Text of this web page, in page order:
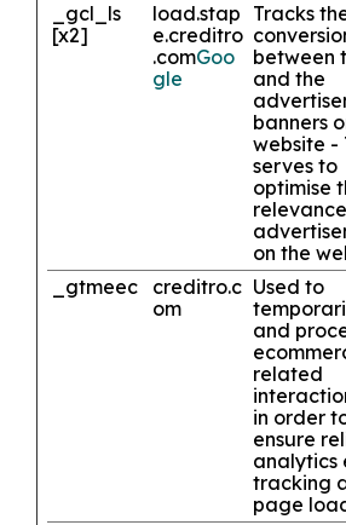
_gcl_ls
[x2]
load.stap
e.creditro
.comGoo
gle
Tracks
between
and the
banners
website -
serves to
optimise
on the
_gtmeec
creditro.c
om
Used to
and
related
in order
ensure
analytics
tracking
page